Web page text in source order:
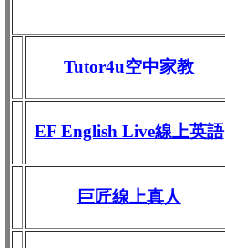
Tutor4u空中家教
EF English Live線上英語
巨匠線上真人